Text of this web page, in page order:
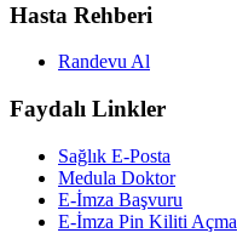
Hasta Rehberi
Randevu Al
Faydalı Linkler
Sağlık E-Posta
Medula Doktor
E-İmza Başvuru
E-İmza Pin Kiliti Açma